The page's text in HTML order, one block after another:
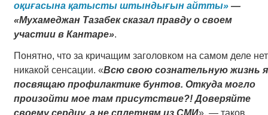
оқиғасына қатысты штындығын айтты»—
«Мухамеджан Тазабек сказал правду о своем
участии в Кантаре».
Понятно, что за кричащим заголовком на самом деле нет
никакой сенсации. «Всю свою сознательную жизнь я
посвящаю профилактике бунтов. Откуда могло
произойти мое там присутствие?! Доверяйте
своему сердцу, а не сплетням из СМИ», — таков